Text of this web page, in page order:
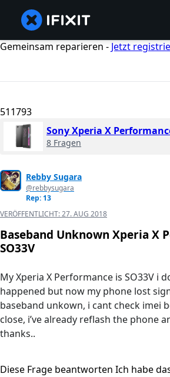
Gemeinsam reparieren - Jetzt
511793
Sony Xperia X
8 Fragen
Rebby Sugara
@rebbysugara
Rep: 13
VERÖFFENTLICHT:27. AUG 2018
Baseband Unknown Xperia X
SO33V
My Xperia X Performance is SO33V i
happened but now my phone lost
baseband unkown, i cant check imei
close, i’ve already reflash the phone
thanks..
Diese Frage beantworten Ich habe